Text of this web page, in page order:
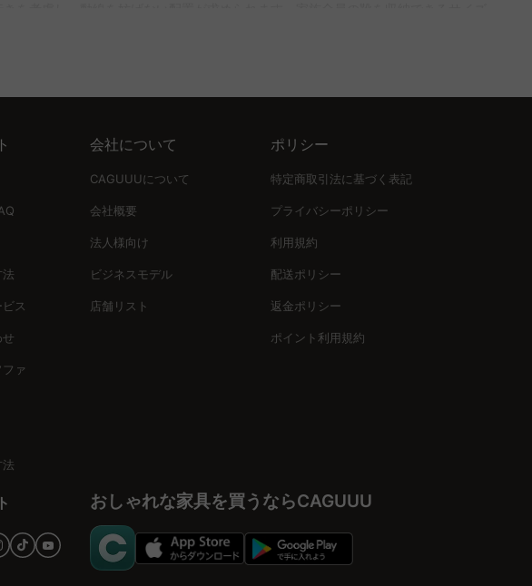
駄箱本体にダメージを与える可能性があるため避けるのが望ましい。CAGUUUの
多様な選択肢があるため、どんなインテリアとも調和するデザインが見つかます。
づくりのワクワクを始めましょう。
ス
ァ
会社について
CAGUUUについて
会社概要
法人様向け
ビジネスモデル
店舗リスト
ポリシー
特定商取引法に基づく表記
プライバシーポリシー
利用規約
配送ポリシー
返金ポリシー
ポイント利用規約
おしゃれな家具を買うならCAGUUU